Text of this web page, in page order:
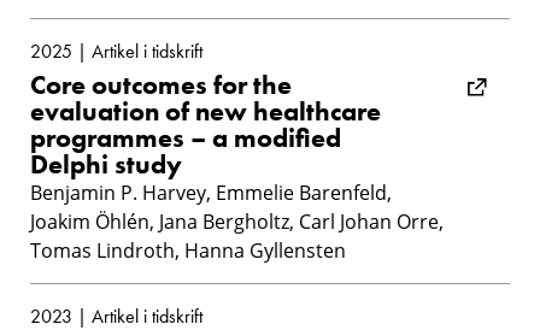
2025 | Artikel i tidskrift
Core outcomes for the
evaluation of new healthcare
programmes – a modified
Delphi study
Benjamin P. Harvey, Emmelie Barenfeld,
Joakim Öhlén, Jana Bergholtz, Carl Johan Orre,
Tomas Lindroth, Hanna Gyllensten
2023 | Artikel i tidskrift